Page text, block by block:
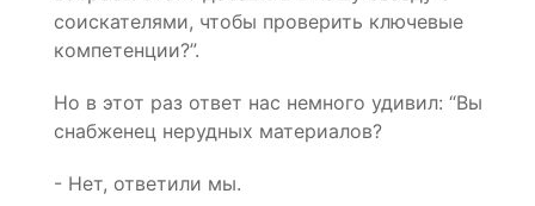
соискателями, чтобы проверить ключевые
компетенции?”.
Но в этот раз ответ нас немного удивил: “Вы
снабженец нерудных материалов?
- Нет, ответили мы.